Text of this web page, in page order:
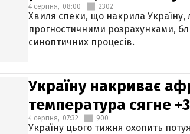
4 серпня, 08:00 2302
Хвиля спеки, що накрила Україну,
прогностичними розрахунками,
синоптичних процесів.
Україну накриває
температура сягне
4 серпня, 07:32 900
Україну цього тижня охопить